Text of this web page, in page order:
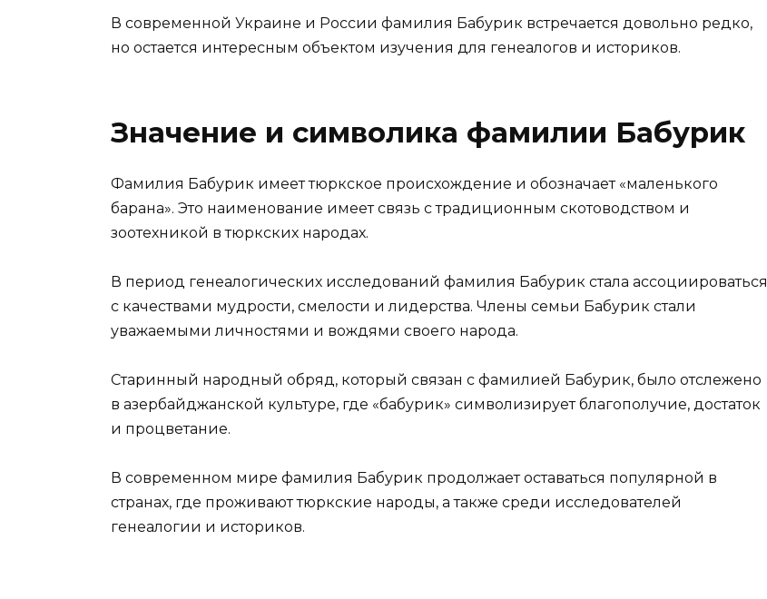
В современной Украине и России фамилия Бабурик встречается довольно редко,
но остается интересным объектом изучения для генеалогов и историков.
Значение и символика фамилии Бабурик
Фамилия Бабурик имеет тюркское происхождение и обозначает «маленького
барана». Это наименование имеет связь с традиционным скотоводством и
зоотехникой в тюркских народах.
В период генеалогических исследований фамилия Бабурик стала ассоциироваться
с качествами мудрости, смелости и лидерства. Члены семьи Бабурик стали
уважаемыми личностями и вождями своего народа.
Старинный народный обряд, который связан с фамилией Бабурик, было отслежено
в азербайджанской культуре, где «бабурик» символизирует благополучие, достаток
и процветание.
В современном мире фамилия Бабурик продолжает оставаться популярной в
странах, где проживают тюркские народы, а также среди исследователей
генеалогии и историков.